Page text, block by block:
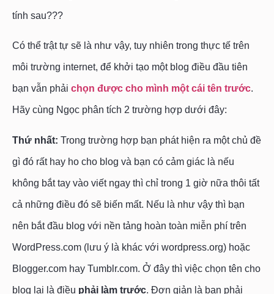
tính sau???
Có thể trật tự sẽ là như vậy, tuy nhiên trong thực tế trên
môi trường internet, để khởi tạo một blog điều đầu tiên
bạn vẫn phải chọn được cho mình một cái tên trước.
Hãy cùng Ngọc phân tích 2 trường hợp dưới đây:
Thứ nhất: Trong trường hợp bạn phát hiện ra một chủ đề
gì đó rất hay ho cho blog và bạn có cảm giác là nếu
không bắt tay vào viết ngay thì chỉ trong 1 giờ nữa thôi tất
cả những điều đó sẽ biến mất. Nếu là như vậy thì bạn
nên bắt đầu blog với nền tảng hoàn toàn miễn phí trên
WordPress.com (lưu ý là khác với wordpress.org) hoặc
Blogger.com hay Tumblr.com. Ở đây thì việc chọn tên cho
blog lại là điều phải làm trước. Đơn giản là bạn phải